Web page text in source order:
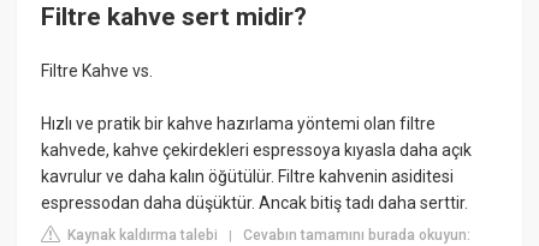
Filtre kahve sert midir?
Filtre Kahve vs.
Hızlı ve pratik bir kahve hazırlama yöntemi olan filtre
kahvede, kahve çekirdekleri espressoya kıyasla daha açık
kavrulur ve daha kalın öğütülür. Filtre kahvenin asiditesi
espressodan daha düşüktür. Ancak bitiş tadı daha serttir.
Kaynak kaldırma talebi |Cevabın tamamını burada okuyun: